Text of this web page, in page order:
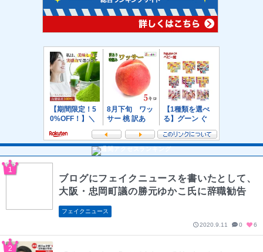
ブログにフェイクニュースを書いたとして、
大阪・忠岡町議の勝元ゆかこ氏に辞職勧告
フェイクニュース
2020.9.11 0 6